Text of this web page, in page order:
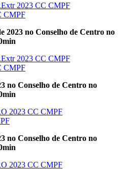
2023 CC CMPF
CMPF
2023 no Conselho de Centro no
2023 CC CMPF
CMPF
no Conselho de Centro no
2023 CC CMPF
no Conselho de Centro no
2023 CC CMPF